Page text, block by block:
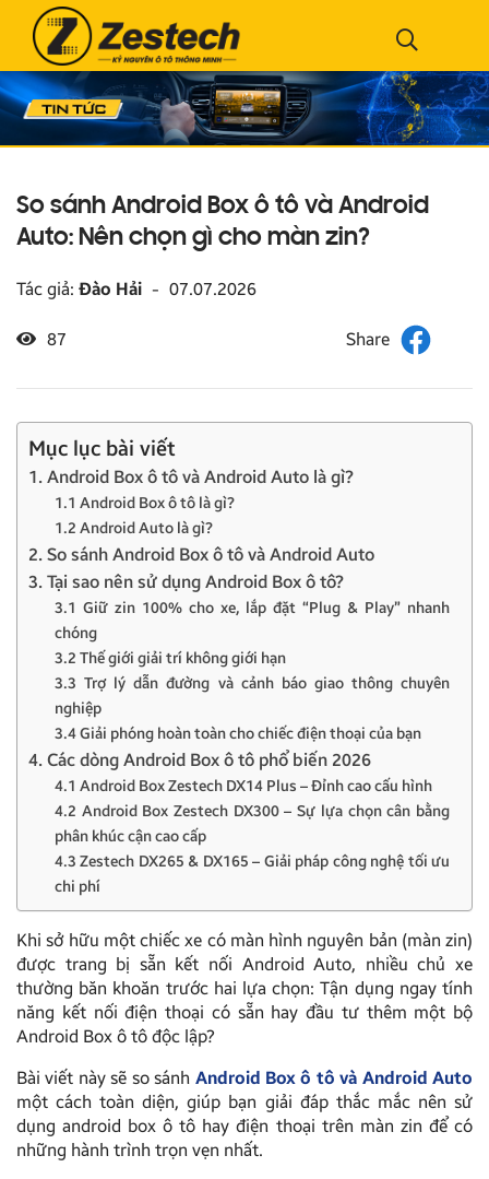
So sánh Android Box ô tô và Android
Auto: Nên chọn gì cho màn zin?
Tác giả: Đào Hải - 07.07.2026
87
Mục lục bài viết
1. Android Box ô tô và Android Auto là gì?
1.1 Android Box ô tô là gì?
1.2 Android Auto là gì?
2. So sánh Android Box ô tô và Android Auto
3. Tại sao nên sử dụng Android Box ô tô?
3.1 Giữ zin 100% cho xe, lắp đặt “Plug & Play” nhanh
chóng
3.2 Thế giới giải trí không giới hạn
3.3 Trợ lý dẫn đường và cảnh báo giao thông chuyên
nghiệp
3.4 Giải phóng hoàn toàn cho chiếc điện thoại của bạn
4. Các dòng Android Box ô tô phổ biến 2026
4.1 Android Box Zestech DX14 Plus – Đỉnh cao cấu hình
4.2 Android Box Zestech DX300 – Sự lựa chọn cân bằng
phân khúc cận cao cấp
4.3 Zestech DX265 & DX165 – Giải pháp công nghệ tối ưu
chi phí
Khi sở hữu một chiếc xe có màn hình nguyên bản (màn zin)
được trang bị sẵn kết nối Android Auto, nhiều chủ xe
thường băn khoăn trước hai lựa chọn: Tận dụng ngay tính
năng kết nối điện thoại có sẵn hay đầu tư thêm một bộ
Android Box ô tô độc lập?
Bài viết này sẽ so sánh Android Box ô tô và Android Auto
một cách toàn diện, giúp bạn giải đáp thắc mắc nên sử
dụng android box ô tô hay điện thoại trên màn zin để có
những hành trình trọn vẹn nhất.